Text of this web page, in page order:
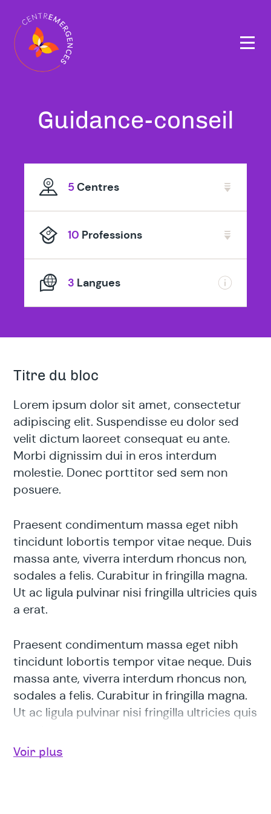
Tous
thérapeutes
spécialisé
en
Guidance-conseil
5Centres
10 Professions
3 Langues
Navigation
principale
Titre du bloc
Lorem ipsum dolor sit amet, consectetur
adipiscing elit. Suspendisse eu dolor sed
velit dictum laoreet consequat eu ante.
Morbi dignissim dui in eros interdum
molestie. Donec porttitor sed sem non
posuere.
Praesent condimentum massa eget nibh
tincidunt lobortis tempor vitae neque. Duis
massa ante, viverra interdum rhoncus non,
sodales a felis. Curabitur in fringilla magna.
Ut ac ligula pulvinar nisi fringilla ultricies quis
a erat.
Praesent condimentum massa eget nibh
tincidunt lobortis tempor vitae neque. Duis
massa ante, viverra interdum rhoncus non,
sodales a felis. Curabitur in fringilla magna.
Ut ac ligula pulvinar nisi fringilla ultricies quis
Voir plus